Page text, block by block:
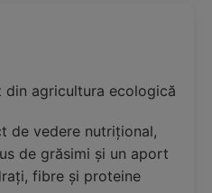
din agricultura ecologică
de vedere nutrițional,
de grăsimi și un aport
fibre și proteine